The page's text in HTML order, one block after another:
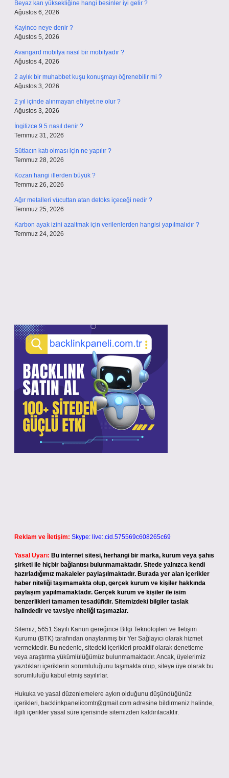
Beyaz kan yüksekliğine hangi besinler iyi gelir ?
Ağustos 6, 2026
Kayinco neye denir ?
Ağustos 5, 2026
Avangard mobilya nasıl bir mobilyadır ?
Ağustos 4, 2026
2 aylık bir muhabbet kuşu konuşmayı öğrenebilir mi ?
Ağustos 3, 2026
2 yıl içinde alınmayan ehliyet ne olur ?
Ağustos 3, 2026
İngilizce 9 5 nasıl denir ?
Temmuz 31, 2026
Sütlacın katı olması için ne yapılır ?
Temmuz 28, 2026
Kozan hangi illerden büyük ?
Temmuz 26, 2026
Ağır metalleri vücuttan atan detoks içeceği nedir ?
Temmuz 25, 2026
Karbon ayak izini azaltmak için verilenlerden hangisi yapılmalıdır ?
Temmuz 24, 2026
Reklam ve İletişim: Skype: live:.cid.575569c608265c69
Yasal Uyarı: Bu internet sitesi, herhangi bir marka, kurum veya şahıs
şirketi ile hiçbir bağlantısı bulunmamaktadır. Sitede yalnızca kendi
hazırladığımız makaleler paylaşılmaktadır. Burada yer alan içerikler
haber niteliği taşımamakta olup, gerçek kurum ve kişiler hakkında
paylaşım yapılmamaktadır. Gerçek kurum ve kişiler ile isim
benzerlikleri tamamen tesadüfidir. Sitemizdeki bilgiler taslak
halindedir ve tavsiye niteliği taşımazlar.
Sitemiz, 5651 Sayılı Kanun gereğince Bilgi Teknolojileri ve İletişim
Kurumu (BTK) tarafından onaylanmış bir Yer Sağlayıcı olarak hizmet
vermektedir. Bu nedenle, sitedeki içerikleri proaktif olarak denetleme
veya araştırma yükümlülüğümüz bulunmamaktadır. Ancak, üyelerimiz
yazdıkları içeriklerin sorumluluğunu taşımakta olup, siteye üye olarak bu
sorumluluğu kabul etmiş sayılırlar.
Hukuka ve yasal düzenlemelere aykırı olduğunu düşündüğünüz
içerikleri, backlinkpanelicomtr@gmail.com adresine bildirmeniz halinde,
ilgili içerikler yasal süre içerisinde sitemizden kaldırılacaktır.